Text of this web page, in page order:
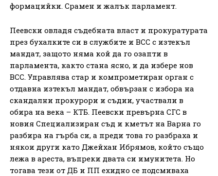
формацийки. Срамен и жалък парламент.
Пеевски овладя съдебната власт и прокуратурата
през бухалките си в службите и ВСС с изтекъл
мандат, защото няма кой да го озапти в
парламента, както стана ясно, и да избере нов
ВСС. Управлява стар и компрометиран орган с
отдавна изтекъл мандат, обвързан с избора на
скандални прокурори и съдии, участвали в
обира на века – КТБ. Пеевски превърна СГС в
новия Специализиран съд и кметът на Варна го
разбира на гърба си, а преди това го разбраха и
някои други като Джейхан Ибрямов, който също
лежа в ареста, въпреки двата си имунитета. Но
тогава тези от ДБ и ПП ехидно се подсмиваха